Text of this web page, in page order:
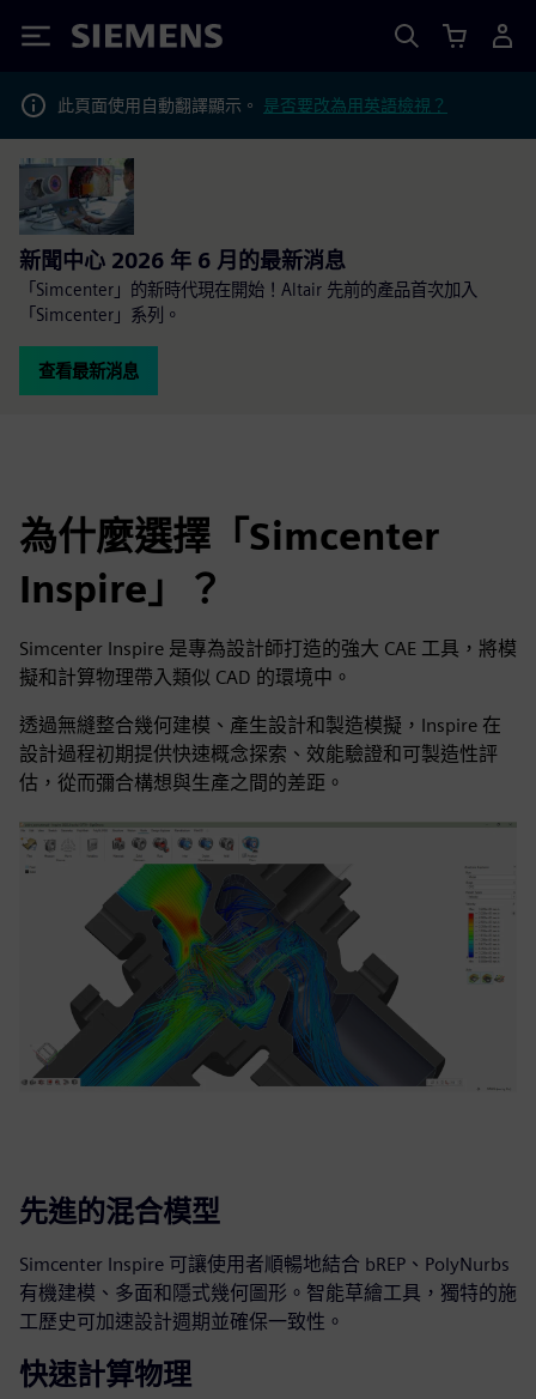
Siemens
此頁面使用自動翻譯顯示。 是否要改為用英語檢視？
新聞中心 2026 年 6 月的最新消息
「Simcenter」的新時代現在開始！Altair 先前的產品首次加入
「Simcenter」系列。
查看最新消息
為什麼選擇「Simcenter
Inspire」？
Simcenter Inspire 是專為設計師打造的強大 CAE 工具，將模
擬和計算物理帶入類似 CAD 的環境中。
透過無縫整合幾何建模、產生設計和製造模擬，Inspire 在
設計過程初期提供快速概念探索、效能驗證和可製造性評
估，從而彌合構想與生產之間的差距。
先進的混合模型
Simcenter Inspire 可讓使用者順暢地結合 bREP、PolyNurbs
有機建模、多面和隱式幾何圖形。智能草繪工具，獨特的施
工歷史可加速設計週期並確保一致性。
快速計算物理